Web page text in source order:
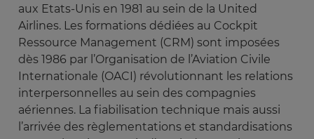
aux Etats-Unis en 1981 au sein de la United
Airlines. Les formations dédiées au Cockpit
Ressource Management (CRM) sont imposées
dès 1986 par l’Organisation de l’Aviation Civile
Internationale (OACI) révolutionnant les relations
interpersonnelles au sein des compagnies
aériennes. La fiabilisation technique mais aussi
l’arrivée des règlementations et standardisations